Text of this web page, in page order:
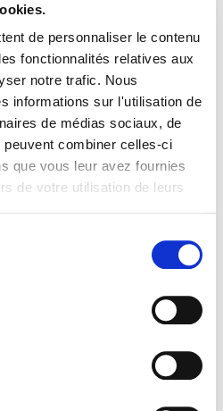
de personnaliser le contenu
fonctionnalités relatives aux
notre trafic. Nous
informations sur l'utilisation de
de médias sociaux, de
combiner celles-ci
que vous leur avez fournies
de votre utilisation de leurs